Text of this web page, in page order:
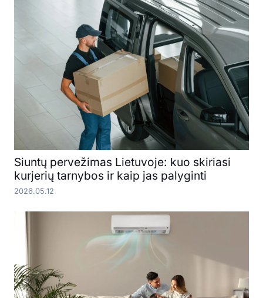
Siuntų pervežimas Lietuvoje: kuo skiriasi
kurjerių tarnybos ir kaip jas palyginti
2026.05.12